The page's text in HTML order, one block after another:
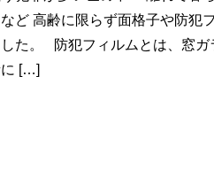
ど 高齢に限らず面格子や防犯
た。 防犯フィルムとは、窓ガ
に […]